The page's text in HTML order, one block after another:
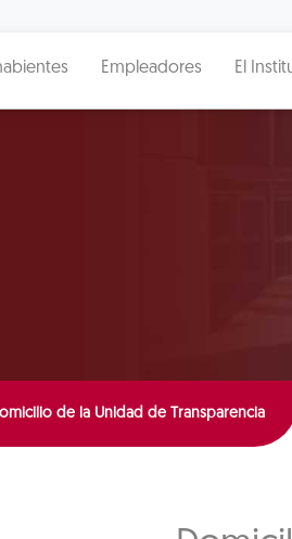
Empleadores El
de la Unidad de Transparencia